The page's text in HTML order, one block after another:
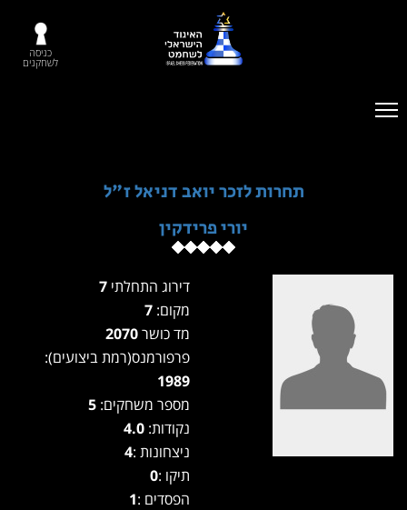
כניסה
לשחקנים
תחרות לזכר יואב דניאל ז"ל
יורי פרידקין
דירוג התחלתי
מקום:
מד כושר
פרפורמנס(רמת ביצועים):
1989
מספר משחקים:
נקודות: 4.0
ניצחונות :4
תיקו :0
הפסדים :1